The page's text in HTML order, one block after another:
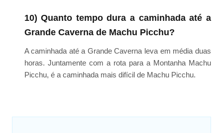
10) Quanto tempo dura a caminhada até a
Grande Caverna de Machu Picchu?
A caminhada até a Grande Caverna leva em média duas
horas. Juntamente com a rota para a Montanha Machu
Picchu, é a caminhada mais difícil de Machu Picchu.